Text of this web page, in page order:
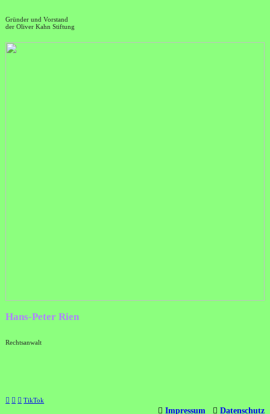
Gründer und Vorstand
der Oliver Kahn Stiftung
Hans-Peter Rien
Rechtsanwalt
︎ ︎ ︎ TikTok
︎ Impressum ︎ Datenschutz